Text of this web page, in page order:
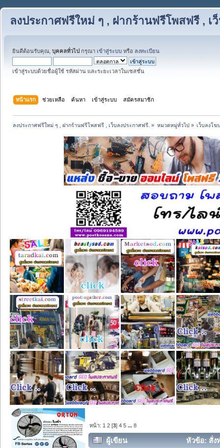
ลงประกาศฟรีใหม่ ๆ , ฝากร้านฟรีโพสฟรี , เ
ยินดีต้อนรับคุณ, บุคคลทั่วไป กรุณา เข้าสู่ระบบ หรือ ลงทะเบียน
เข้าสู่ระบบด้วยชื่อผู้ใช้ รหัสผ่าน และระยะเวลาในเซสชั่น
หน้าแรก ช่วยเหลือ ค้นหา เข้าสู่ระบบ สมัครสมาชิก
ลงประกาศฟรีใหม่ ๆ , ฝากร้านฟรีโพสฟรี , เว็บลงประกาศฟรี. » หมวดหมู่ทั่วไป» เว็บลงโ
หน้า: 1 2 [3]4 5 ...8
ผู้เขียน
หัวข้อ: สั่ง